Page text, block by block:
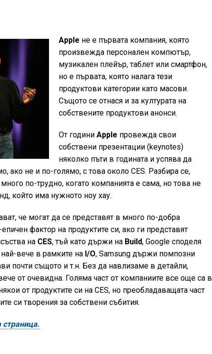
Apple не е първата компания, която
произвежда персонален компютър,
музикален плейър, таблет или смартфон,
но е първата, която налага тези
продуктови категории като масови.
Същото се отнася и за културата на
собствените продуктови анонси.
От годиниApple провежда свои
собствени презентации (keynotes)
няколко пъти в годината и успява да
ако не и по-голямо, с това около CES. Разбира се,
по-трудно, когато компанията е сама, но това не
който има нужното ноу хау.
че могат да се представят в много по-добра
фактор на продуктите си, ако ги представят
на CES, тъй като държи на Build, Google споделя
вече в рамките на I/O, Samsung държи помпозни
почти същото и т.н. Без да навлизаме в детайли,
от очевидна. Голяма част от компаниите все още са в
от продуктите си на CES, но преобладаващата част
си творения за собствени събития.